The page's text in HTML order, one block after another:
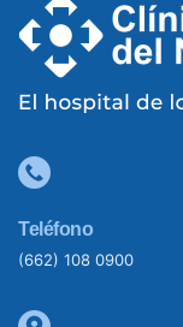
Teléfono
(662) 108 0900